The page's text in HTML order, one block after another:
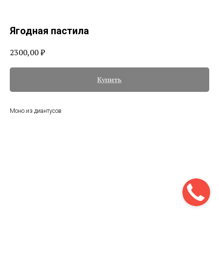
Ягодная пастила
2300,00₽
Купить
Моно из диантусов